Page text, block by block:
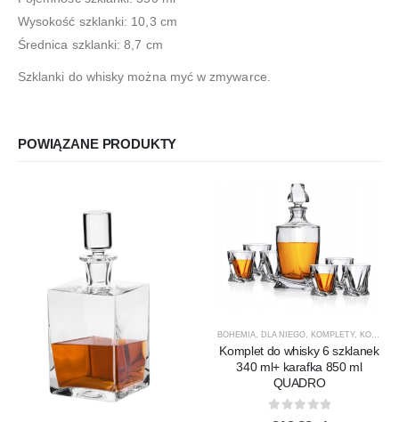
Wysokość szklanki: 10,3 cm
Średnica szklanki: 8,7 cm
Szklanki do whisky można myć w zmywarce.
POWIĄZANE PRODUKTY
BOHEMIA, DLA NIEGO, KOMPLETY, KOMPLETY DO WHISKY
Komplet do whisky 6 szklanek
340 ml+ karafka 850 ml
QUADRO